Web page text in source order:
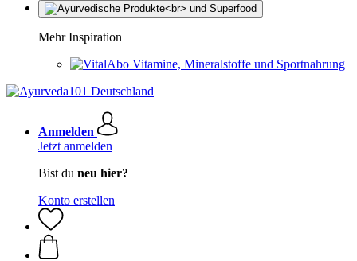
Mehr Inspiration
Vitamine, Mineralstoffe und Sportnahrung
Anmelden
Jetzt anmelden
Bist du neu hier?
Konto erstellen